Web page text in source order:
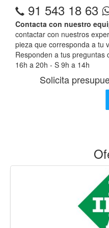
91 543 18 63
Contacta con nuestro
contactar con nuestros
pieza que corresponda a tu
Responden a tus preguntas
16h a 20h - S 9h a 14h
Solicita